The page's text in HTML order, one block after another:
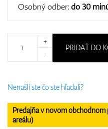
Osobný odber:do 30
+
-
PRIDAŤ DO
Nenašli ste čo ste hľadali?
Predajňa v novom obchodnom
areálu)